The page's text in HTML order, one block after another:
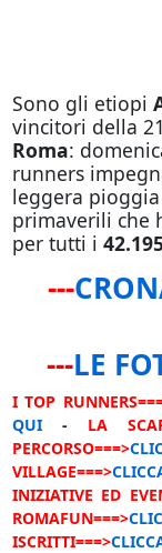
Sono gli etiopi
vincitori della
Roma:
runners
leggera
primaverili che
per tutti i
---
---LE
I TOP
QUI- LA
PERCORSO===>
VILLAGE===>
INIZIATIVE ED
ROMAFUN===>
ISCRITTI===>